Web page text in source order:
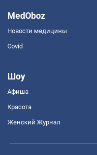
MedOboz
Новости медицины
Covid
Шоу
Афиша
Красота
Женский Журнал